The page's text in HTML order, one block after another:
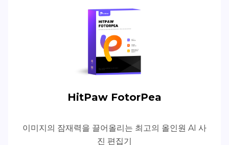
HitPaw FotorPea
이미지의 잠재력을 끌어올리는 최고의 올인원 AI 사
진 편집기